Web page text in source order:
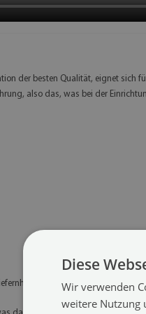
der besten Qualität, eignet sich
also das, was bei der
(2 cm),
Diese
Wir verwenden
weitere Nutzung